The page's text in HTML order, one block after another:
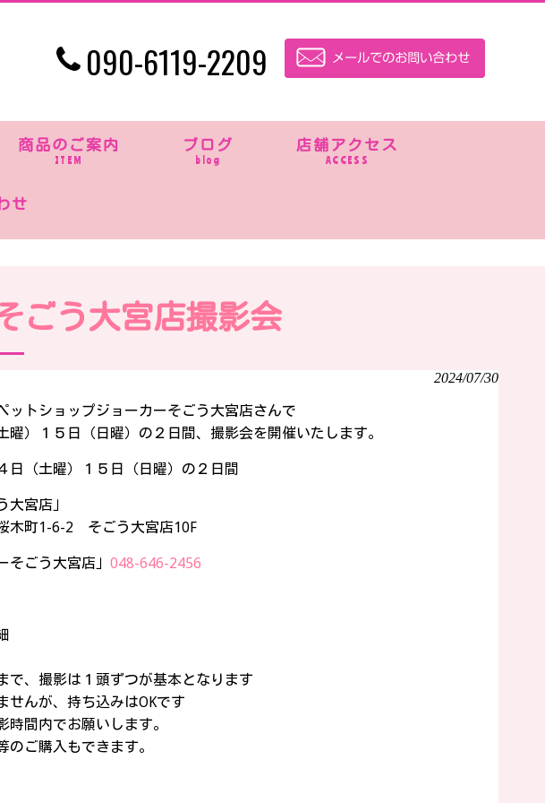
090-6119-2209
商品のご案内
ITEM
ブログ
blog
店舗アクセス
ACCESS
せ
ごう大宮店撮影会
2024/07/30
ットショップジョーカーそごう大宮店さんで
曜）１５日（日曜）の２日間、撮影会を開催いたします。
（土曜）１５日（日曜）の２日間
宮店」
木町1-6-2 そごう大宮店10F
ごう大宮店」 048-646-2456
、撮影は１頭ずつが基本となります
せんが、持ち込みはOKです
間内でお願いします。
のご購入もできます。